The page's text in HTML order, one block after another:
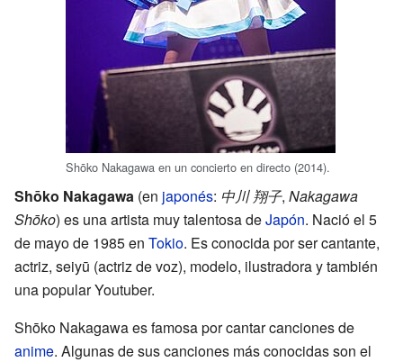
Shōko Nakagawa en un concierto en directo (2014).
Shōko Nakagawa (en japonés: 中川 翔子, Nakagawa
Shōko) es una artista muy talentosa deJapón. Nació el 5
de mayo de 1985 en Tokio. Es conocida por ser cantante,
actriz, seiyū (actriz de voz), modelo, ilustradora y también
una popular Youtuber.
Shōko Nakagawa es famosa por cantar canciones de
anime. Algunas de sus canciones más conocidas son el